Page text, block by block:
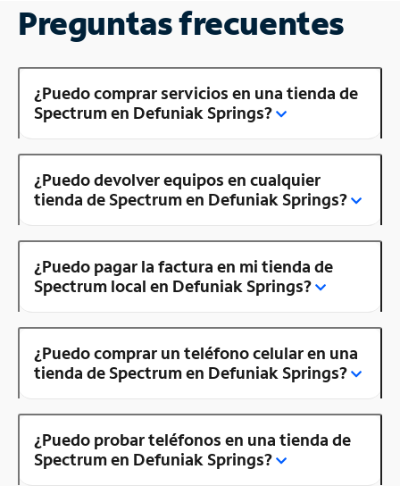
Preguntas frecuentes
¿Puedo comprar servicios en una tienda de
Spectrum en Defuniak Springs?
¿Puedo devolver equipos en cualquier
tienda de Spectrum en Defuniak Springs?
¿Puedo pagar la factura en mi tienda de
Spectrum local en Defuniak Springs?
¿Puedo comprar un teléfono celular en una
tienda de Spectrum en Defuniak Springs?
¿Puedo probar teléfonos en una tienda de
Spectrum en Defuniak Springs?